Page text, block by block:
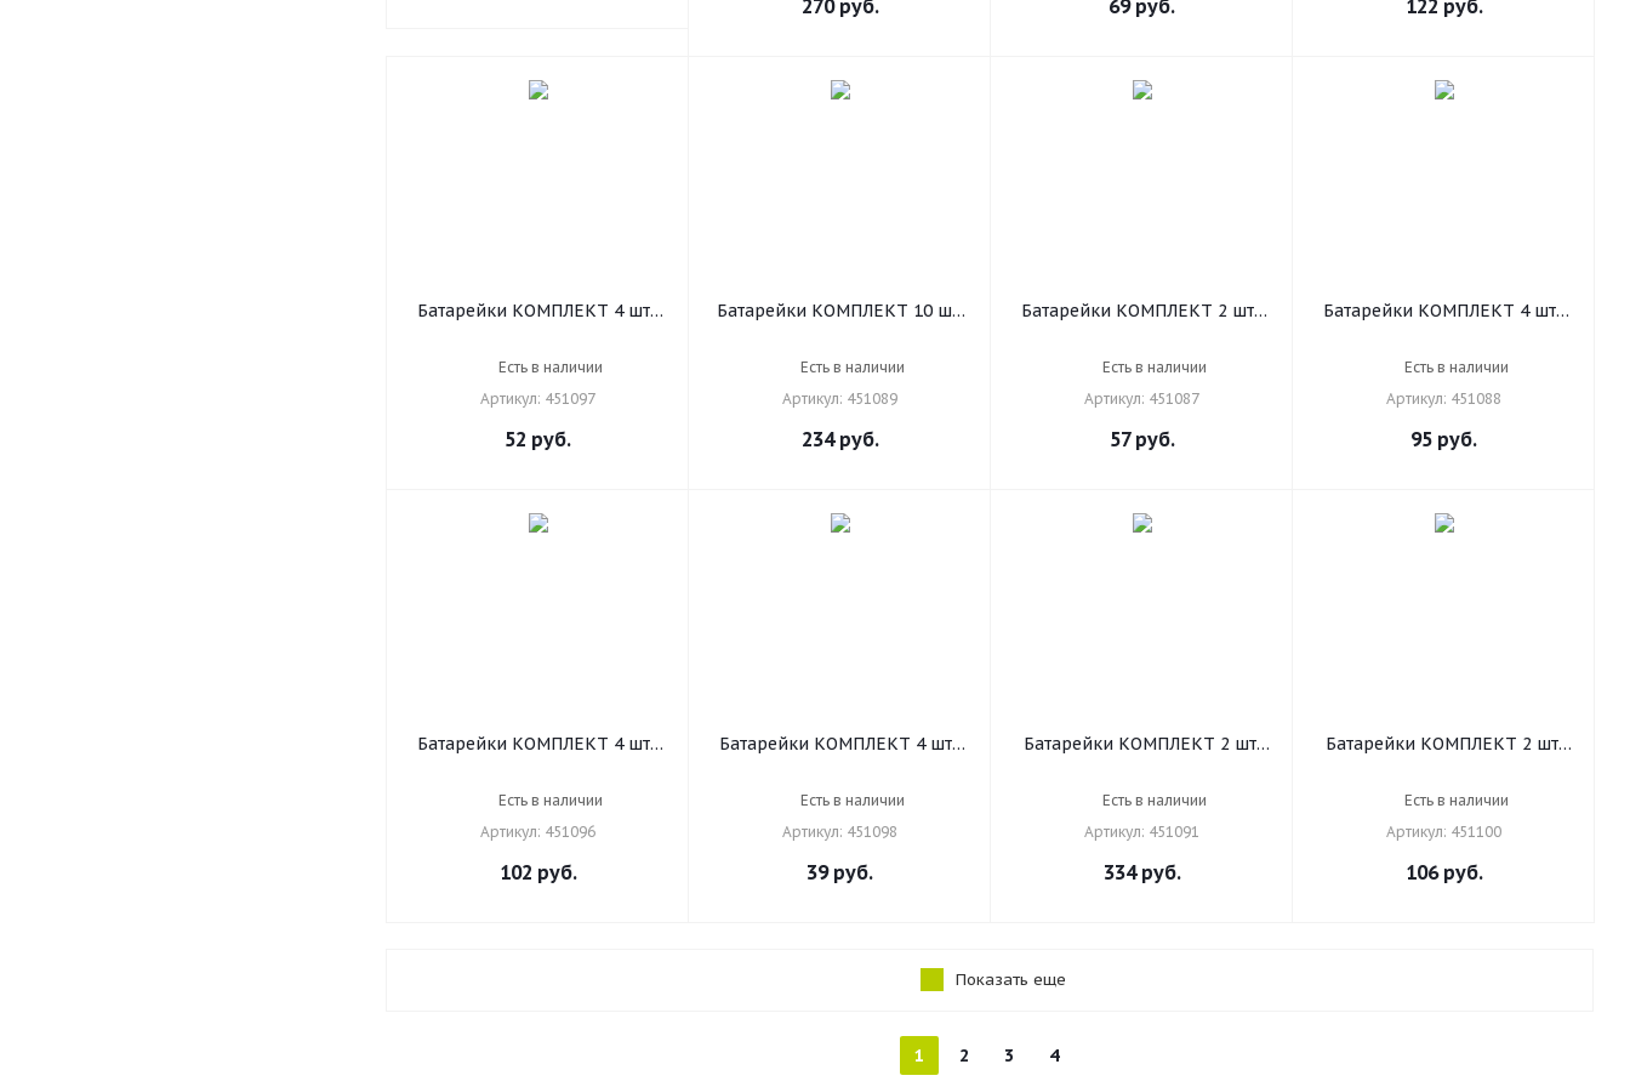
270руб. 69руб. 122 руб.
Батарейки КОМПЛЕКТ 4 шт.,
солевые, пальчиковые, в
Есть в наличии
Артикул: 451097
52 руб.
Батарейки КОМПЛЕКТ 10 шт,
24А), алкалиновые,
451089
Есть в наличии
Артикул: 451089
234руб.
Батарейки КОМПЛЕКТ 2 шт.,
24А), алкалиновые,
451087
Есть в наличии
Артикул: 451087
57руб.
Батарейки КОМПЛЕКТ 4 шт.,
24А), алкалиновые,
451088
Есть в наличии
Артикул: 451088
95 руб.
Батарейки КОМПЛЕКТ 4 шт.,
(LR03, 24А), алкалиновые,
451096
Есть в наличии
Артикул: 451096
102 руб.
Батарейки КОМПЛЕКТ 4 шт.,
солевые, мизинчиковые, в
Есть в наличии
Артикул: 451098
39руб.
Батарейки КОМПЛЕКТ 2 шт,
13А), алкалиновые, в
Есть в наличии
Артикул: 451091
334руб.
Батарейки КОМПЛЕКТ 2 шт,
пленке, 451100
Есть в наличии
Артикул: 451100
106руб.
Показать еще
1 2 3 4